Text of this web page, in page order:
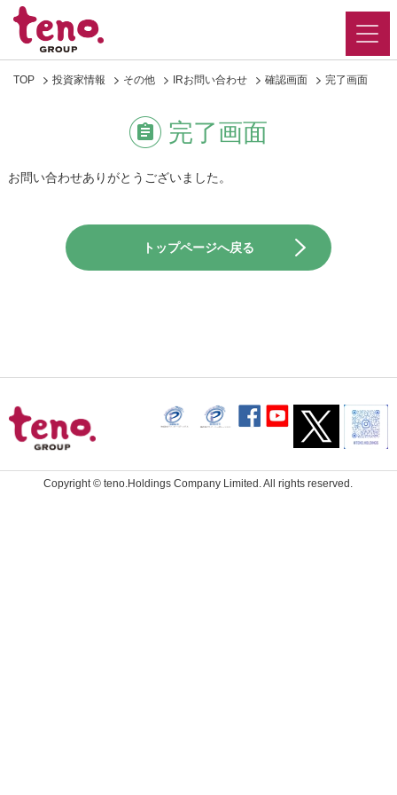
TOP 投資家情報 その他 IRお問い合わせ 確認画面 完了画面
完了画面
お問い合わせありがとうございました。
トップページへ戻る
Copyright ©teno.Holdings Company Limited.All rights reserved.